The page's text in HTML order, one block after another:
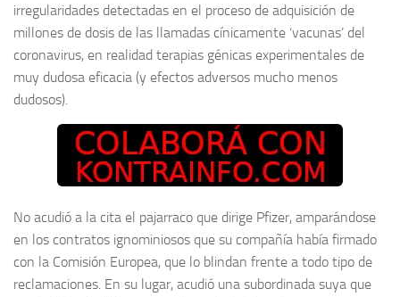
irregularidades detectadas en el proceso de adquisición de
millones de dosis de las llamadas cínicamente ‘vacunas’ del
coronavirus, en realidad terapias génicas experimentales de
muy dudosa eficacia (y efectos adversos mucho menos
dudosos).
No acudió a la cita el pajarraco que dirige Pfizer, amparándose
en los contratos ignominiosos que su compañía había firmado
con la Comisión Europea, que lo blindan frente a todo tipo de
reclamaciones. En su lugar, acudió una subordinada suya que